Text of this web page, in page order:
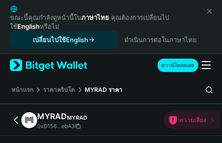
English
日本語
Tiếng Việt
Español (Latinoamérica)
Türkçe
Français
Deutsch
简体中文
繁體中文
Português (Portugal)
ขณะนี้คุณกำลังดูหน้านี้ในภาษาไทย คุณต้องการเปลี่ยนไป
ใช้Englishหรือไม่
เปลี่ยนไปใช้English
ดำเนินการต่อในภาษาไทย
ดาวน์โหลดเลย
หน้าแรก ราคาคริปโต MYRAD ราคา
MYRADMYRAD
0xD156...ebA3
ความเสี่ยง